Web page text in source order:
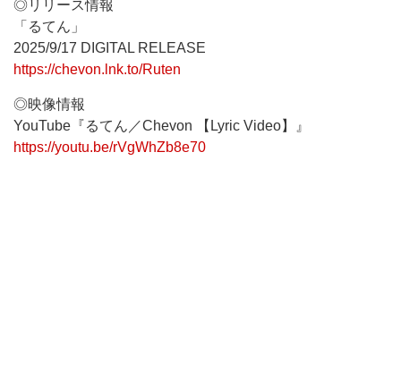
◎リリース情報
「るてん」
2025/9/17 DIGITAL RELEASE
https://chevon.lnk.to/Ruten
◎映像情報
YouTube『るてん／Chevon 【Lyric Video】』
https://youtu.be/rVgWhZb8e70